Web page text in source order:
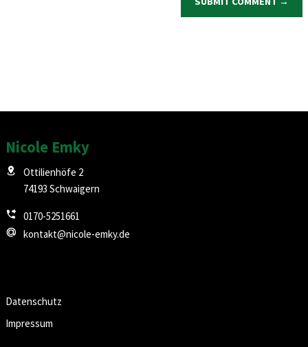
Nicole Emky
Ottilienhöfe 2
74193 Schwaigern
0170-5251661
kontakt@nicole-emky.de
Datenschutz
Impressum